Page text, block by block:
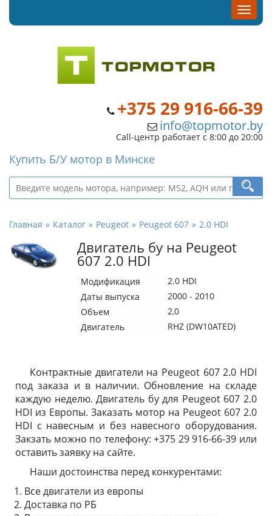
+375 29 916-66-39
info@topmotor.by
Call-центр работает с 8:00 до 20:00
Купить Б/У мотор в Минске
Главная Каталог Peugeot Peugeot 607 2.0 HDI
Двигатель бу на Peugeot
607 2.0 HDI
Модификация
2.0 HDI
Даты выпуска
2000 - 2010
Объем
2,0
Двигатель
RHZ (DW10ATED)
Контрактные двигатели на Peugeot 607 2.0 HDI
под заказа и в наличии. Обновление на складе
каждую неделю. Двигатель бу для Peugeot 607 2.0
HDI из Европы. Заказать мотор на Peugeot 607 2.0
HDI с навесным и без навесного оборудования.
Закзать можно по телефону: +375 29 916-66-39 или
оставить заявку на сайте.
Наши достоинства перед конкурентами:
Все двигатели из европы
Доставка по РБ